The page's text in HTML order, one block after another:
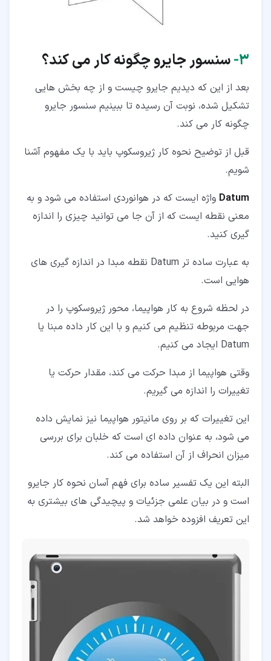
۳‏- سنسور جایرو چگونه کار می کند؟
بعد از این که دیدیم جایرو چیست و از چه بخش هایی
تشکیل شده، نوبت آن رسیده تا ببینیم سنسور جایرو
چگونه کار می کند.
قبل از توضیح نحوه کار ژیروسکوپ باید با یک مفهوم آشنا
شویم.
Datum واژه ایست که در هوانوردی استفاده می شود و به
معنی نقطه ایست که از آن جا می توانید چیزی را اندازه
گیری کنید.
به عبارت ساده تر Datum نقطه مبدا در اندازه گیری های
هوایی است.
در لحظه شروع به کار هواپیما، محور ژیروسکوپ را در
جهت مربوطه تنظیم می کنیم و با این کار داده مبنا یا
Datum ایجاد می کنیم.
وقتی هواپیما از مبدا حرکت می کند، مقدار حرکت یا
تغییرات را اندازه می گیریم.
این تغییرات که بر روی مانیتور هواپیما نیز نمایش داده
می شود، به عنوان داده ای است که خلبان برای بررسی
میزان انحراف از آن استفاده می کند.
البته این یک تفسیر ساده برای فهم آسان نحوه کار جایرو
است و در بیان علمی جزئیات و پیچیدگی های بیشتری به
این تعریف افزوده خواهد شد.